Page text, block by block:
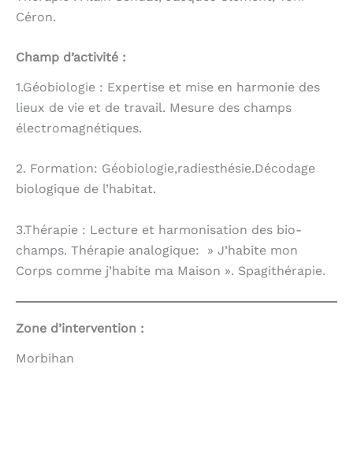
Céron.
Champ d’activité :
1.Géobiologie : Expertise et mise en harmonie des
lieux de vie et de travail. Mesure des champs
électromagnétiques.
2. Formation: Géobiologie,radiesthésie.Décodage
biologique de l’habitat.
3.Thérapie : Lecture et harmonisation des bio-
champs. Thérapie analogique: » J’habite mon
Corps comme j’habite ma Maison ». Spagithérapie.
Zone d’intervention :
Morbihan